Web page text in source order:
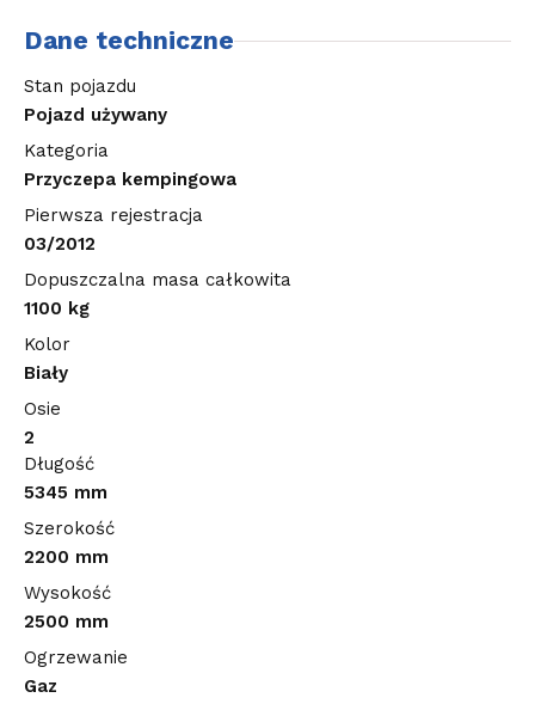
Dane techniczne
Stan pojazdu
Pojazd używany
Kategoria
Przyczepa kempingowa
Pierwsza rejestracja
03/2012
Dopuszczalna masa całkowita
1100 kg
Kolor
Biały
Osie
2
Długość
5345 mm
Szerokość
2200 mm
Wysokość
2500 mm
Ogrzewanie
Gaz